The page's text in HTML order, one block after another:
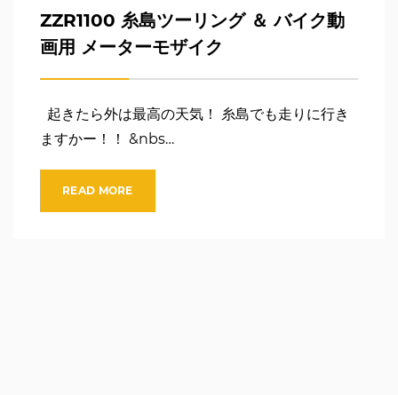
ZZR1100 糸島ツーリング ＆ バイク動
画用 メーターモザイク
起きたら外は最高の天気！ 糸島でも走りに行き
ますかー！！ &nbs…
READ MORE